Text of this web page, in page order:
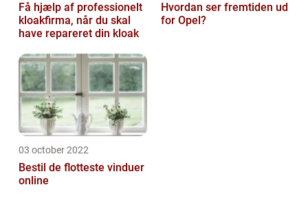
Få hjælp af professionelt
kloakfirma, når du skal
have repareret din kloak
Hvordan ser fremtiden ud
for Opel?
03 october 2022
Bestil de flotteste vinduer
online